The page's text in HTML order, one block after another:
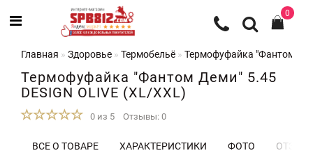
0
Главная Здоровье Термобельё Термофуфайка "Фантом
Термофуфайка "Фантом Деми" 5.45
DESIGN OLIVE (XL/XXL)
0 из 5 Отзывы: 0
ВСЕ О ТОВАРЕ ХАРАКТЕРИСТИКИ ФОТО